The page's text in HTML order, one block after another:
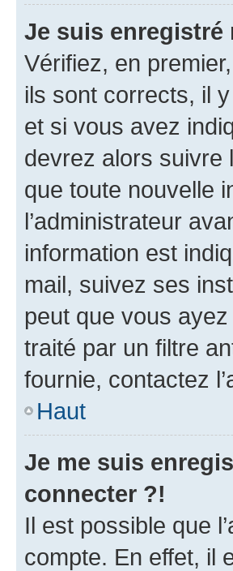
Je suis enregistré
Vérifiez, en
ils sont corrects, il
et si vous avez
devrez alors suivre
que toute nouvelle
l’administrateur
information est
mail, suivez ses
peut que vous
traité par un filtre
fournie, contactez
Haut
Je me suis
connecter ?!
Il est possible que
compte. En effet, il